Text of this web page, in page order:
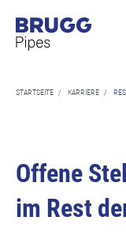
STARTSEITE / KARRIERE /
Offene
im Rest